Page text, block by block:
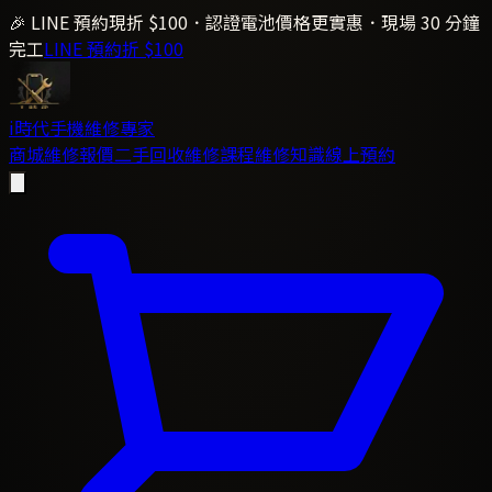
🎉 LINE 預約現折 $100．認證電池價格更實惠．現場 30 分鐘
完工LINE 預約折 $100
i時代手機維修專家
商城維修報價二手回收維修課程維修知識線上預約